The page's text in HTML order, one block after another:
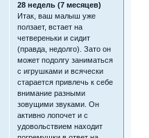
28 недель (7 месяцев)
Итак, ваш малыш уже
ползает, встает на
четвереньки и сидит
(правда, недолго). Зато он
может подолгу заниматься
с игрушками и всячески
старается привлечь к себе
внимание разными
зовущими звуками. Он
активно лопочет и с
удовольствием находит